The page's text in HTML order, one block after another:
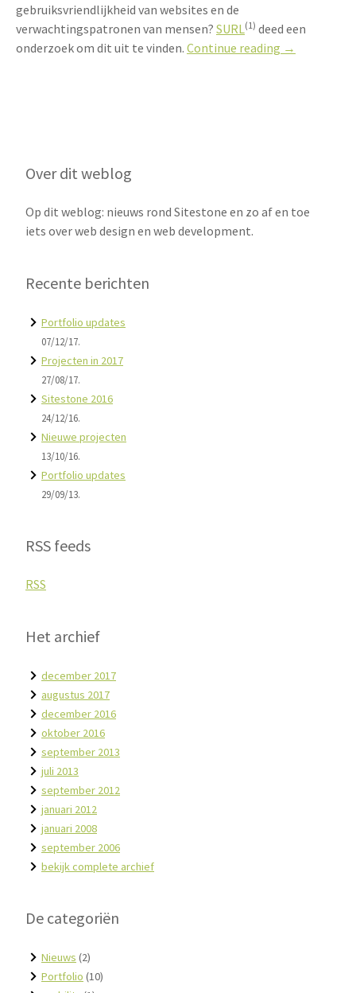
gebruiksvriendlijkheid van websites en de
verwachtingspatronen van mensen?SURL(1) deed een
onderzoek om dit uit te vinden.Continue reading →
Over dit weblog
Op dit weblog: nieuws rond Sitestone en zo af en toe
iets over web design en web development.
Recente berichten
Portfolio updates
07/12/17.
Projecten in 2017
27/08/17.
Sitestone 2016
24/12/16.
Nieuwe projecten
13/10/16.
Portfolio updates
29/09/13.
RSS feeds
RSS
Het archief
december 2017
augustus 2017
december 2016
oktober 2016
september 2013
juli 2013
september 2012
januari 2012
januari 2008
september 2006
bekijk complete archief
De categoriën
Nieuws (2)
Portfolio (10)